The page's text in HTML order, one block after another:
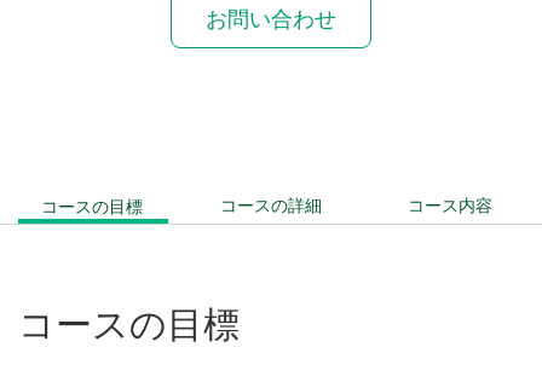
お問い合わせ
コースの目標 コースの詳細 コース内容
コースの目標